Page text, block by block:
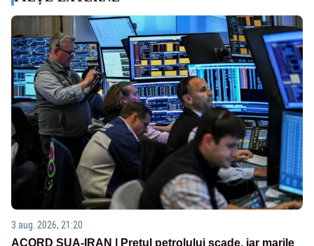
3 aug. 2026, 21:20
ACORD SUA-IRAN | Prețul petrolului scade, iar marile